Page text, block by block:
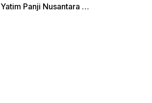
Panji Nusantara di